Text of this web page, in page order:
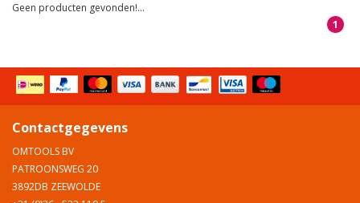
Geen producten gevonden!...
1
Contactgegevens
OMTOOLS BV
PATROONSWEG 20
3892DB ZEEWOLDE